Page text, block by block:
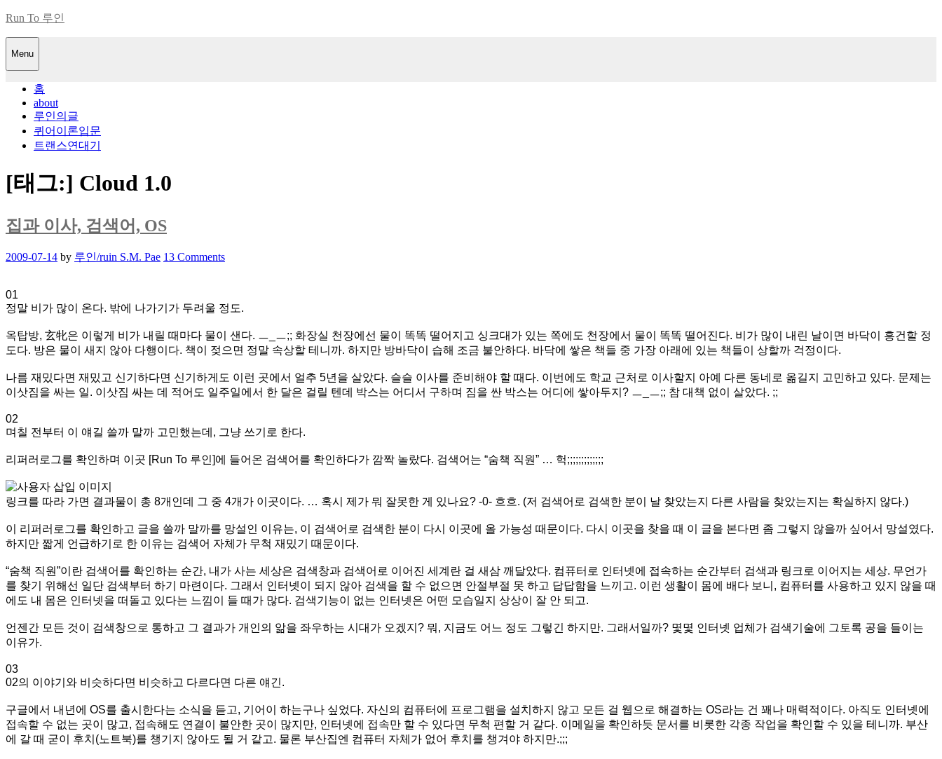
Skip
content
Run To 루인
Menu
홈
about
루인의글
퀴어이론입문
트랜스연대기
[태그:] Cloud 1.0
집과 이사, 검색어, OS
Posted
2009-07-14 by 루인/ruin S.M. Pae 13 Comments
01
정말 비가 많이 온다. 밖에 나가기가 두려울 정도.
옥탑방, 玄牝은 이렇게 비가 내릴 때마다 물이 샌다. ㅡ_ㅡ;; 화장실 천장에선 물이 똑똑 떨어지고 싱크대가 있는 쪽에도 천장에서 물이 똑똑 떨어진다. 비가 많이 내린 날이면 바닥이 흥건할 정
도다. 방은 물이 새지 않아 다행이다. 책이 젖으면 정말 속상할 테니까. 하지만 방바닥이 습해 조금 불안하다. 바닥에 쌓은 책들 중 가장 아래에 있는 책들이 상할까 걱정이다.
나름 재밌다면 재밌고 신기하다면 신기하게도 이런 곳에서 얼추 5년을 살았다. 슬슬 이사를 준비해야 할 때다. 이번에도 학교 근처로 이사할지 아예 다른 동네로 옮길지 고민하고 있다. 문제는
이삿짐을 싸는 일. 이삿짐 싸는 데 적어도 일주일에서 한 달은 걸릴 텐데 박스는 어디서 구하며 짐을 싼 박스는 어디에 쌓아두지? ㅡ_ㅡ;; 참 대책 없이 살았다. ;;
02
며칠 전부터 이 얘길 쓸까 말까 고민했는데, 그냥 쓰기로 한다.
리퍼러로그를 확인하며 이곳 [Run To 루인]에 들어온 검색어를 확인하다가 깜짝 놀랐다. 검색어는 “숨책 직원” … 헉;;;;;;;;;;;;;
링크를 따라 가면 결과물이 총 8개인데 그 중 4개가 이곳이다. … 혹시 제가 뭐 잘못한 게 있나요? -0- 흐흐. (저 검색어로 검색한 분이 날 찾았는지 다른 사람을 찾았는지는 확실하지 않다.)
이 리퍼러로그를 확인하고 글을 쓸까 말까를 망설인 이유는, 이 검색어로 검색한 분이 다시 이곳에 올 가능성 때문이다. 다시 이곳을 찾을 때 이 글을 본다면 좀 그렇지 않을까 싶어서 망설였다.
하지만 짧게 언급하기로 한 이유는 검색어 자체가 무척 재밌기 때문이다.
“숨책 직원”이란 검색어를 확인하는 순간, 내가 사는 세상은 검색창과 검색어로 이어진 세계란 걸 새삼 깨달았다. 컴퓨터로 인터넷에 접속하는 순간부터 검색과 링크로 이어지는 세상. 무언가
를 찾기 위해선 일단 검색부터 하기 마련이다. 그래서 인터넷이 되지 않아 검색을 할 수 없으면 안절부절 못 하고 답답함을 느끼고. 이런 생활이 몸에 배다 보니, 컴퓨터를 사용하고 있지 않을 때
에도 내 몸은 인터넷을 떠돌고 있다는 느낌이 들 때가 많다. 검색기능이 없는 인터넷은 어떤 모습일지 상상이 잘 안 되고.
언젠간 모든 것이 검색창으로 통하고 그 결과가 개인의 앎을 좌우하는 시대가 오겠지? 뭐, 지금도 어느 정도 그렇긴 하지만. 그래서일까? 몇몇 인터넷 업체가 검색기술에 그토록 공을 들이는
이유가.
03
02의 이야기와 비슷하다면 비슷하고 다르다면 다른 얘긴.
구글에서 내년에 OS를 출시한다는 소식을 듣고, 기어이 하는구나 싶었다. 자신의 컴퓨터에 프로그램을 설치하지 않고 모든 걸 웹으로 해결하는 OS라는 건 꽤나 매력적이다. 아직도 인터넷에
접속할 수 없는 곳이 많고, 접속해도 연결이 불안한 곳이 많지만, 인터넷에 접속만 할 수 있다면 무척 편할 거 같다. 이메일을 확인하듯 문서를 비롯한 각종 작업을 확인할 수 있을 테니까. 부산
에 갈 때 굳이 후치(노트북)를 챙기지 않아도 될 거 같고. 물론 부산집엔 컴퓨터 자체가 없어 후치를 챙겨야 하지만.;;;